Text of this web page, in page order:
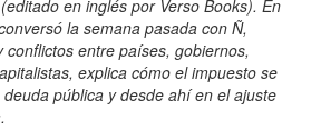
en inglés por Verso Books). En
la semana pasada con Ñ,
conflictos entre países, gobiernos,
explica cómo el impuesto se
pública y desde ahí en el ajuste